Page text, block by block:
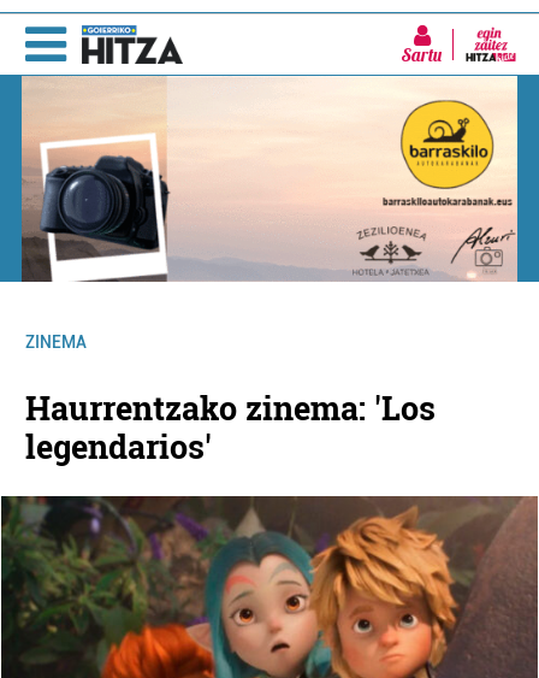
Sartu
ZINEMA
Haurrentzako zinema: 'Los
legendarios'